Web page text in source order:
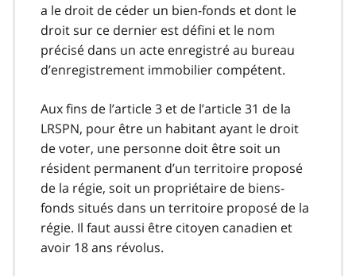
a le droit de céder un bien-fonds et dont le
droit sur ce dernier est défini et le nom
précisé dans un acte enregistré au bureau
d’enregistrement immobilier compétent.
Aux fins de l’article 3 et de l’article 31 de la
LRSPN, pour être un habitant ayant le droit
de voter, une personne doit être soit un
résident permanent d’un territoire proposé
de la régie, soit un propriétaire de biens-
fonds situés dans un territoire proposé de la
régie. Il faut aussi être citoyen canadien et
avoir 18 ans révolus.